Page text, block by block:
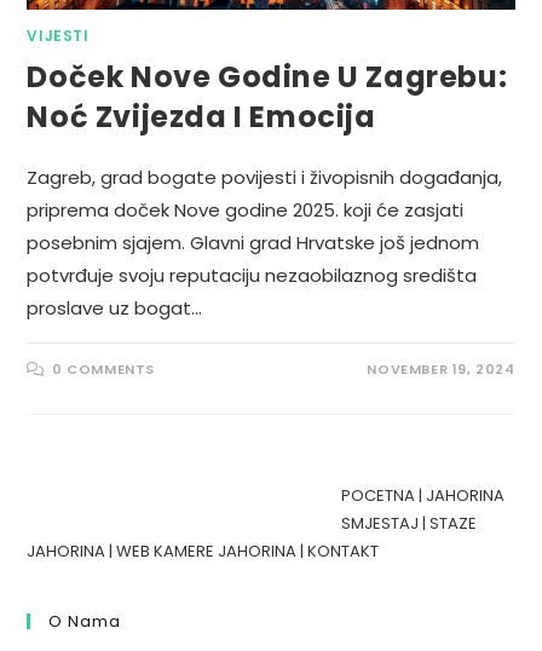
VIJESTI
Doček Nove Godine U Zagrebu:
Noć Zvijezda I Emocija
Zagreb, grad bogate povijesti i živopisnih događanja,
priprema doček Nove godine 2025. koji će zasjati
posebnim sjajem. Glavni grad Hrvatske još jednom
potvrđuje svoju reputaciju nezaobilaznog središta
proslave uz bogat…
0 COMMENTS NOVEMBER 19, 2024
POCETNA | JAHORINA
SMJESTAJ |STAZE
JAHORINA |WEB KAMERE JAHORINA |KONTAKT
O Nama